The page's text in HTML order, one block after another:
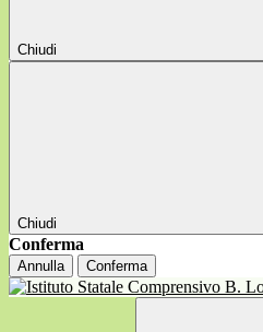
Chiudi
Chiudi
Conferma
Annulla Conferma